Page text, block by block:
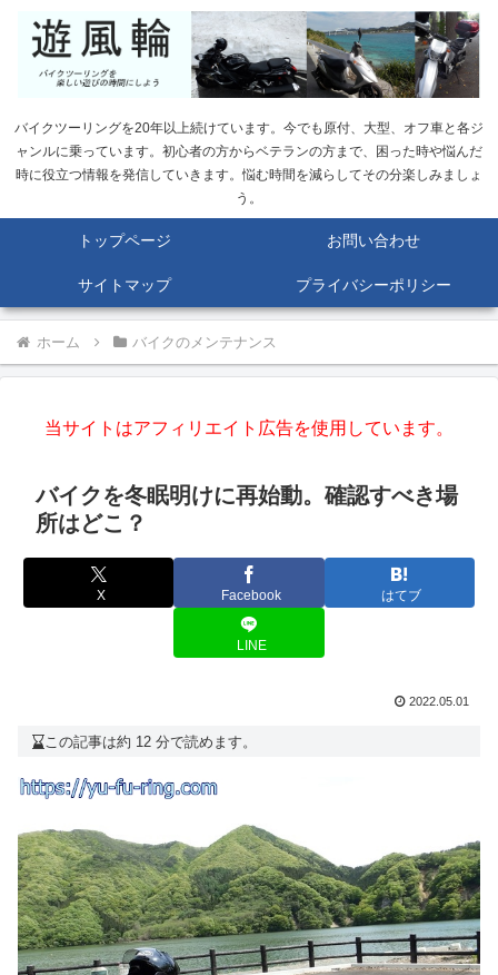
バイクツーリングを20年以上続けています。今でも原付、大型、オフ車と各ジ
ャンルに乗っています。初心者の方からベテランの方まで、困った時や悩んだ
時に役立つ情報を発信していきます。悩む時間を減らしてその分楽しみましょ
う。
トップページ お問い合わせ
サイトマップ プライバシーポリシー
ホーム バイクのメンテナンス
当サイトはアフィリエイト広告を使用しています。
バイクを冬眠明けに再始動。確認すべき場
所はどこ？
X Facebook はてブ
LINE
2022.05.01
この記事は約 12 分で読めます。